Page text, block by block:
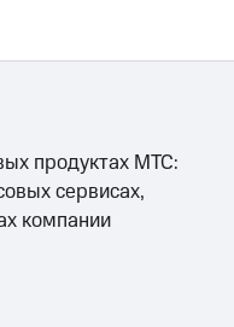
продуктах МТС:
сервисах,
компании